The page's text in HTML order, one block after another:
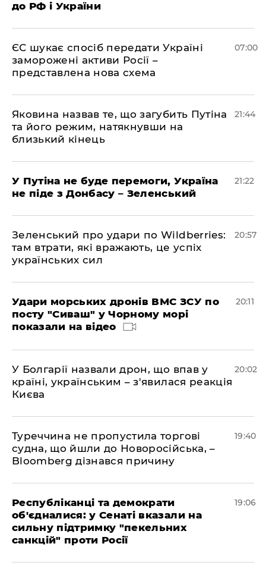
до РФ і України
ЄС шукає спосіб передати Україні
заморожені активи Росії –
представлена ​​нова схема
07:00
Яковина назвав те, що загубить Путіна
та його режим, натякнувши на
близький кінець
21:44
У Путіна не буде перемоги, Україна
не піде з Донбасу – Зеленський
21:22
Зеленський про удари по Wildberries:
там втрати, які вражають, це успіх
українських сил
20:57
Удари морських дронів ВМС ЗСУ по
посту "Сиваш" у Чорному морі
показали на відео
20:11
У Болгарії назвали дрон, що впав у
країні, українським – з'явилася реакція
Києва
20:02
Туреччина не пропустила торгові
судна, що йшли до Новоросійська, –
Bloomberg дізнався причину
19:40
Республіканці та демократи
об'єдналися: у Сенаті вказали на
сильну підтримку "пекельних
санкцій" проти Росії
19:06